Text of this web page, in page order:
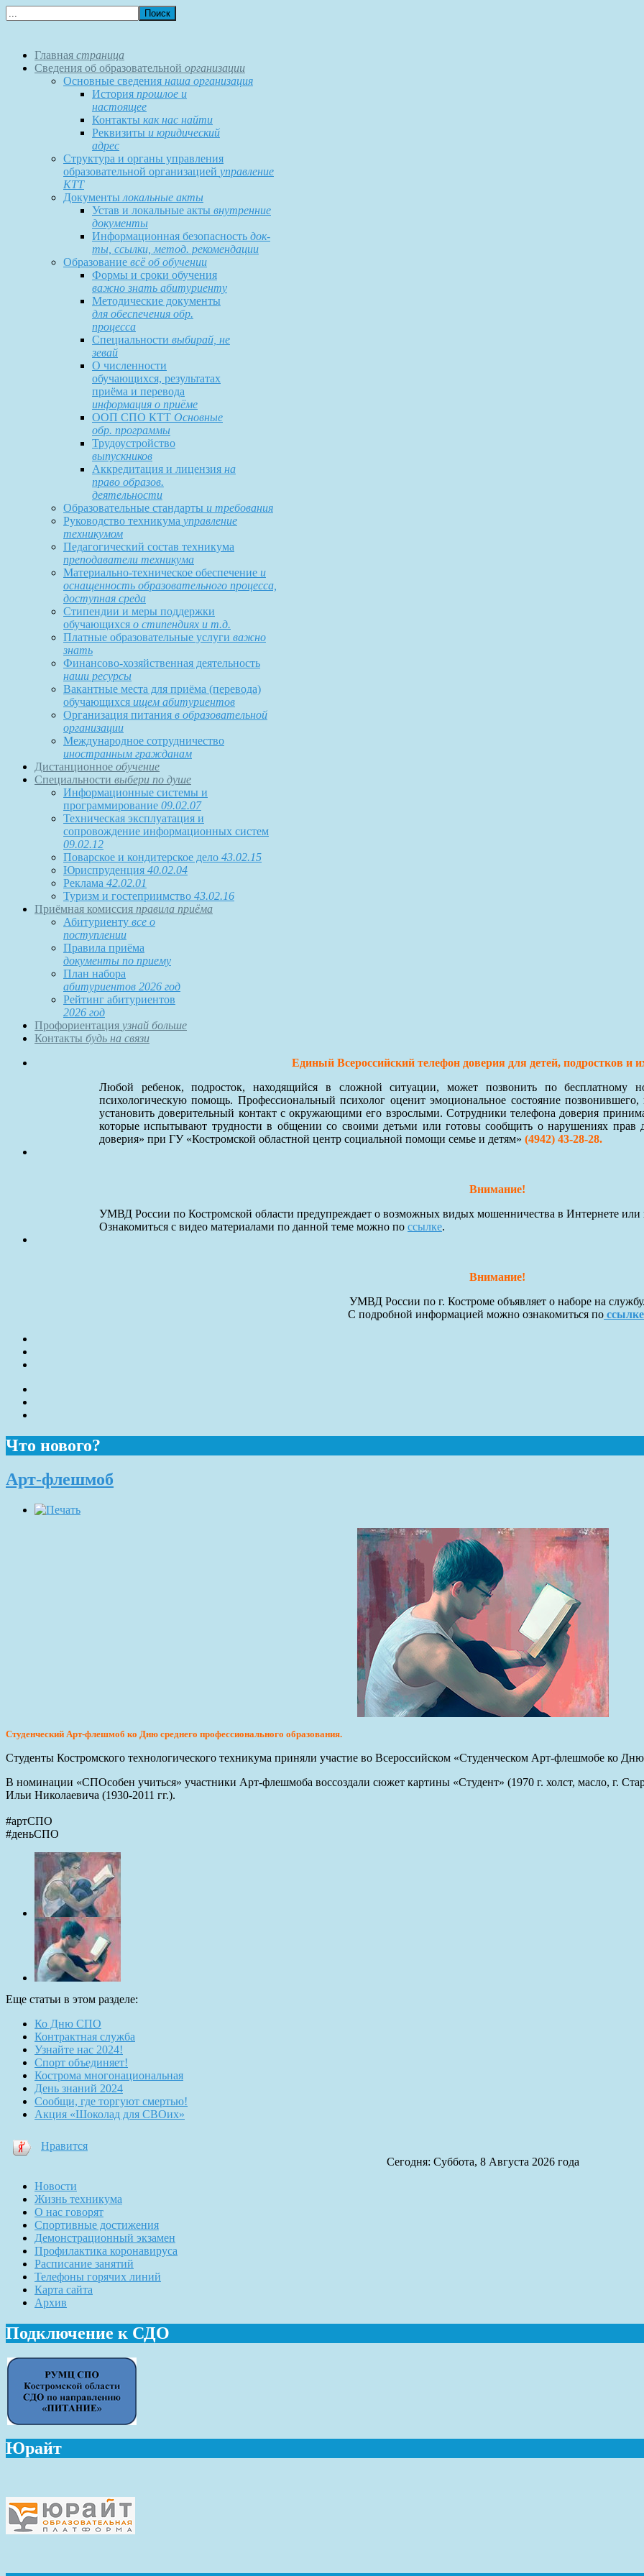
Главная страница
Сведения об образовательной организации
Основные сведения наша организация
История прошлое и
настоящее
Контакты как нас найти
Реквизиты и юридический
адрес
Структура и органы управления
образовательной организацией управление
КТТ
Документы локальные акты
Устав и локальные акты внутренние
документы
Информационная безопасность док-
ты, ссылки, метод. рекомендации
Образование всё об обучении
Формы и сроки обучения
важно знать абитуриенту
Методические документы
для обеспечения обр.
процесса
Специальности выбирай, не
зевай
О численности
обучающихся, результатах
приёма и перевода
информация о приёме
ООП СПО КТТ Основные
обр. программы
Трудоустройство
выпускников
Аккредитация и лицензия на
право образов.
деятельности
Образовательные стандарты и требования
Руководство техникума управление
техникумом
Педагогический состав техникума
преподаватели техникума
Материально-техническое обеспечение и
оснащенность образовательного процесса,
доступная среда
Стипендии и меры поддержки
обучающихся о стипендиях и т.д.
Платные образовательные услуги важно
знать
Финансово-хозяйственная деятельность
наши ресурсы
Вакантные места для приёма (перевода)
обучающихся ищем абитуриентов
Организация питания в образовательной
организации
Международное сотрудничество
иностранным гражданам
Дистанционное обучение
Специальности выбери по душе
Информационные системы и
программирование 09.02.07
Техническая эксплуатация и
сопровождение информационных систем
09.02.12
Поварское и кондитерское дело 43.02.15
Юриспруденция 40.02.04
Реклама 42.02.01
Туризм и гостеприимство 43.02.16
Приёмная комиссия правила приёма
Абитуриенту все о
поступлении
Правила приёма
документы по приему
План набора
абитуриентов 2026 год
Рейтинг абитуриентов
2026 год
Профориентация узнай больше
Контакты будь на связи
Единый Всероссийский телефон доверия для детей, подростков и
Любой ребенок, подросток, находящийся в сложной ситуации, может позвонить по бесплатному
психологическую помощь. Профессиональный психолог оценит эмоциональное состояние
установить доверительный контакт с окружающими его взрослыми. Сотрудники телефона доверия
которые испытывают трудности в общении со своими детьми или готовы сообщить о нарушениях прав
доверия» при ГУ «Костромской областной центр социальной помощи семье и детям» (4942) 43-28-28.
Внимание!
УМВД России по Костромской области предупреждает о возможных видых мошенничества в Интернете или
Ознакомиться с видео материалами по данной теме можно по ссылке.
Внимание!
УМВД России по г. Костроме объявляет о наборе на
С подробной информацией можно ознакомиться по ссылке
Что нового?
Арт-флешмоб
Студенческий Арт-флешмоб ко Дню среднего профессионального образования.
Студенты Костромского технологического техникума приняли участие во Всероссийском «Студенческом Арт-флешмобе ко
В номинации «СПОсобен учиться» участники Арт-флешмоба воссоздали сюжет картины «Студент» (1970 г. холст, масло, г.
Ильи Николаевича (1930-2011 гг.).
#артСПО
#деньСПО
Еще статьи в этом разделе:
Ко Дню СПО
Контрактная служба
Узнайте нас 2024!
Спорт объединяет!
Кострома многонациональная
День знаний 2024
Сообщи, где торгуют смертью!
Акция «Шоколад для СВОих»
Нравится
Сегодня: Суббота, 8 Августа 2026 года
Новости
Жизнь техникума
О нас говорят
Спортивные достижения
Демонстрационный экзамен
Профилактика коронавируса
Расписание занятий
Телефоны горячих линий
Карта сайта
Архив
Подключение к СДО
Юрайт